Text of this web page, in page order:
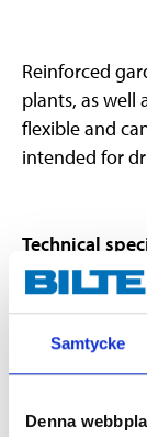
Samtycke
Denna
Reinforced
plants, as well
flexible and
intended for
Technical
Internal
Operating
Operating